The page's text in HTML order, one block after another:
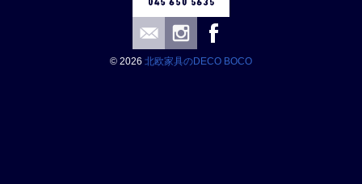
© 2026 北欧家具のDECO BOCO